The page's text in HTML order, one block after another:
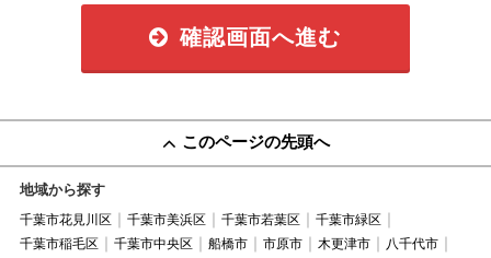
確認画面へ進む
このページの先頭へ
地域から探す
千葉市花見川区 千葉市美浜区 千葉市若葉区
千葉市緑区
千葉市稲毛区
千葉市中央区 船橋市 市原市 木更津市
八千代市